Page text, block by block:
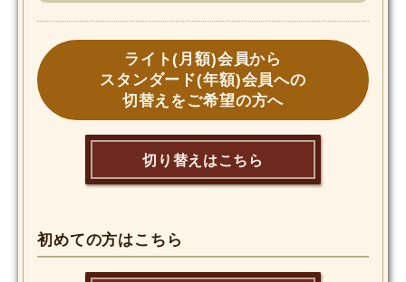
ライト(月額)会員から
スタンダード(年額)会員への
切替えをご希望の方へ
切り替えはこちら
初めての方はこちら